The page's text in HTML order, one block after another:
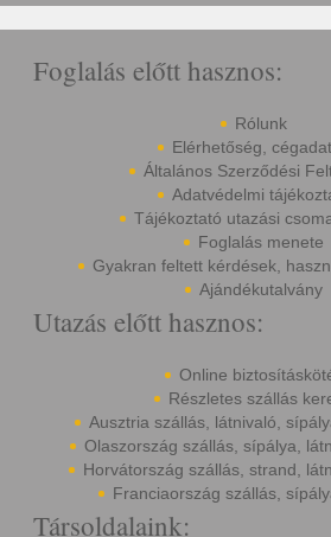
Foglalás előtt hasznos:
Rólunk
Elérhetőség,
Általános Szerződési
Adatvédelmi
Tájékoztató utazási
Foglalás menete
Gyakran feltett kérdések,
Ajándékutalvány
Utazás előtt hasznos:
Online
Részletes szállás
Ausztria szállás, látnivaló,
Olaszország szállás, sípálya,
Horvátország szállás, strand,
Franciaország szállás,
Társoldalaink: